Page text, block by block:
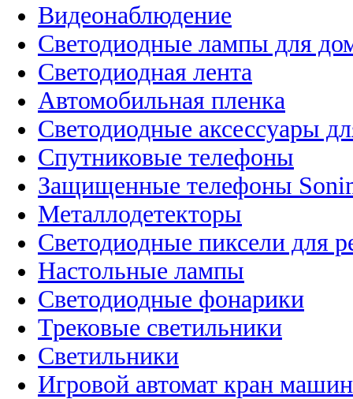
Видеонаблюдение
Светодиодные лампы для
Светодиодная лента
Автомобильная пленка
Светодиодные аксессуары
Спутниковые телефоны
Защищенные телефоны
Металлодетекторы
Светодиодные пиксели для
Настольные лампы
Светодиодные фонарики
Трековые светильники
Светильники
Игровой автомат кран